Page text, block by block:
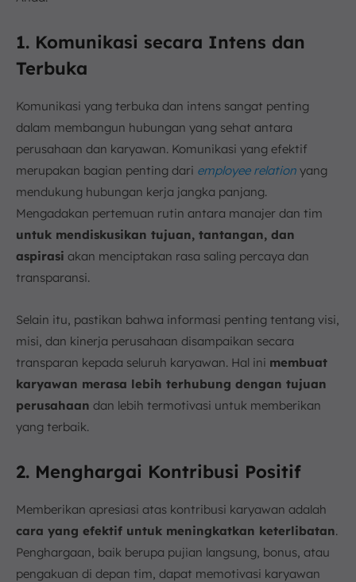
1. Komunikasi secara Intens dan
Terbuka
Komunikasi yang terbuka dan intens sangat penting
dalam membangun hubungan yang sehat antara
perusahaan dan karyawan. Komunikasi yang efektif
merupakan bagian penting dari employee relation yang
mendukung hubungan kerja jangka panjang.
Mengadakan pertemuan rutin antara manajer dan tim
untuk mendiskusikan tujuan, tantangan, dan
aspirasi akan menciptakan rasa saling percaya dan
transparansi.
Selain itu, pastikan bahwa informasi penting tentang visi,
misi, dan kinerja perusahaan disampaikan secara
transparan kepada seluruh karyawan. Hal ini membuat
karyawan merasa lebih terhubung dengan tujuan
perusahaan dan lebih termotivasi untuk memberikan
yang terbaik.
2. Menghargai Kontribusi Positif
Memberikan apresiasi atas kontribusi karyawan adalah
cara yang efektif untuk meningkatkan keterlibatan.
Penghargaan, baik berupa pujian langsung, bonus, atau
pengakuan di depan tim, dapat memotivasi karyawan